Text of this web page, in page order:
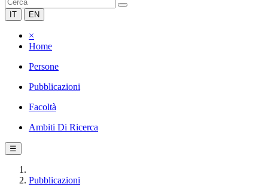
IT EN
×
Home
Persone
Pubblicazioni
Facoltà
Ambiti Di Ricerca
☰
Pubblicazioni